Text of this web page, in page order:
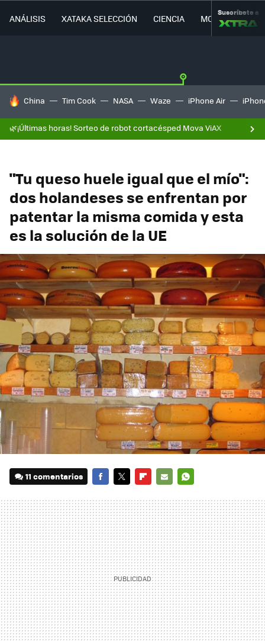
ANÁLISIS XATAKA SELECCIÓN CIENCIA MOVILIDAD
Suscríbete a
HOY SE HABLA DE
China Tim Cook NASA Waze iPhone Air
🌿¡Últimas horas! Sorteo de robot cortacésped Mova ViAX
"Tu queso huele igual que el mío":
dos holandeses se enfrentan por
patentar la misma comida y esta
es la solución de la UE
11 comentarios
MAIL